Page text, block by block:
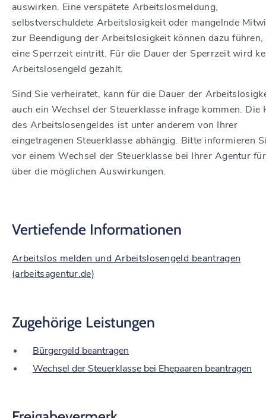
auswirken. Eine verspätete Arbeitslosmeldung,
selbstverschuldete Arbeitslosigkeit oder mangelnde
zur Beendigung der Arbeitslosigkeit können dazu führen,
eine Sperrzeit eintritt. Für die Dauer der Sperrzeit wird
Arbeitslosengeld gezahlt.
Sind Sie verheiratet, kann für die Dauer der
auch ein Wechsel der Steuerklasse infrage kommen. Die
des Arbeitslosengeldes ist unter anderem von Ihrer
eingetragenen Steuerklasse abhängig. Bitte informieren
vor einem Wechsel der Steuerklasse bei Ihrer Agentur
über die möglichen Auswirkungen.
Vertiefende Informationen
Arbeitslos melden und Arbeitslosengeld beantragen
(arbeitsagentur.de)
Zugehörige Leistungen
Bürgergeld beantragen
Wechsel der Steuerklasse bei Ehepaaren beantragen